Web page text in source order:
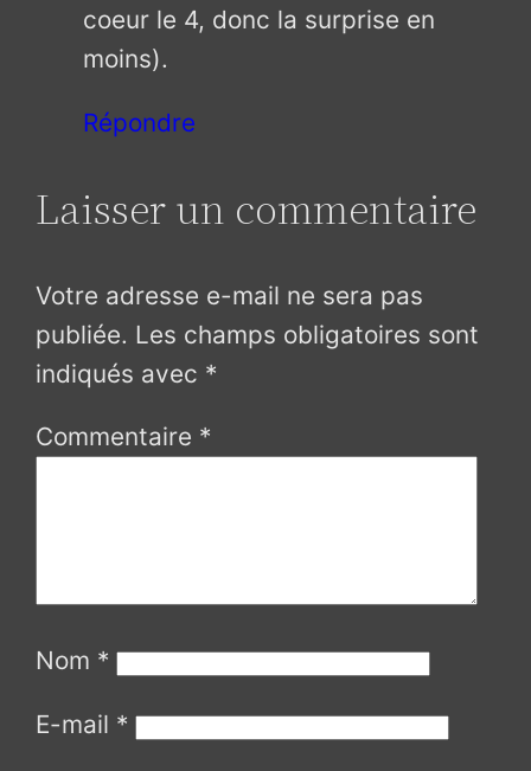
coeur le 4, donc la surprise en
moins).
Répondre
Laisser un commentaire
Votre adresse e-mail ne sera pas
publiée. Les champs obligatoires sont
indiqués avec *
Commentaire *
Nom *
E-mail *